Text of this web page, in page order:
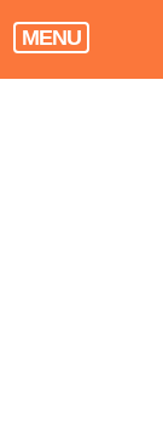
MENU